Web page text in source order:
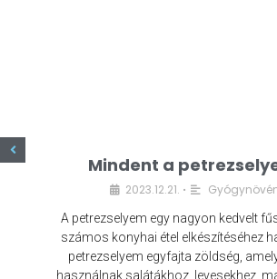
Mindent a
2023.12.21. •
A petrezselyem egy nagyon kedvelt
számos konyhai étel elkészítéséhez
petrezselyem egyfajta zöldség,
használnak salátákhoz, levesekhez,